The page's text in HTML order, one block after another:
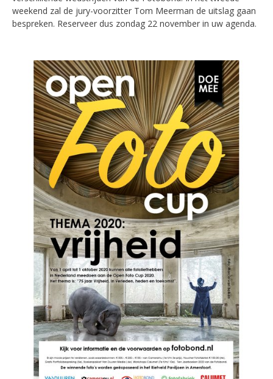
weekend zal de jury-voorzitter Tom Meerman de uitslag gaan
bespreken. Reserveer dus zondag 22 november in uw agenda.